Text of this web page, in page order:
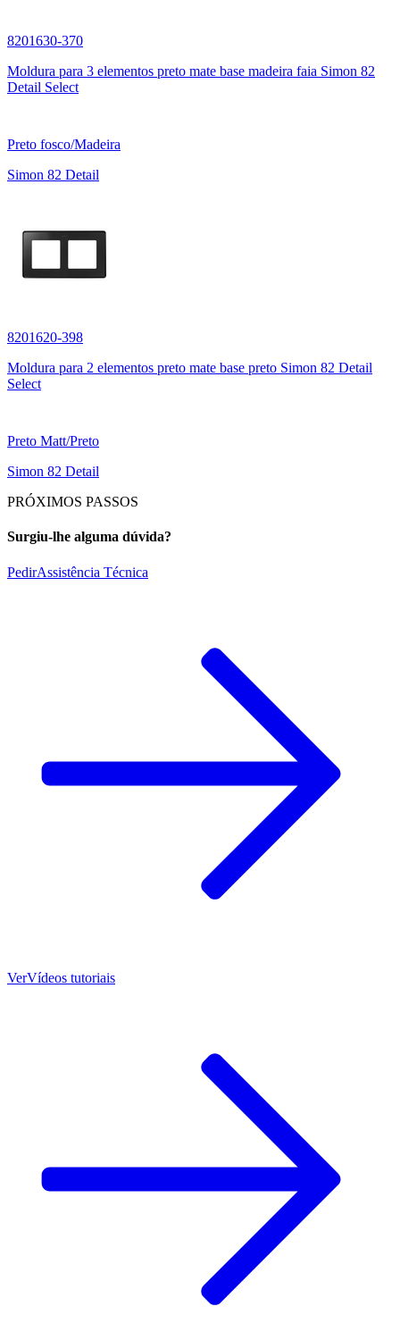
8201630-370
Moldura para 3 elementos preto mate base madeira faia Simon 82
Detail Select
Preto fosco/Madeira
Simon 82 Detail
8201620-398
Moldura para 2 elementos preto mate base preto Simon 82 Detail
Select
Preto Matt/Preto
Simon 82 Detail
PRÓXIMOS PASSOS
Surgiu-lhe alguma dúvida?
PedirAssistência Técnica
VerVídeos tutoriais